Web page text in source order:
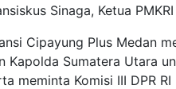
Sinaga, Ketua
Cipayung Plus Medan
Kapolda Sumatera Utara
meminta Komisi III DPR